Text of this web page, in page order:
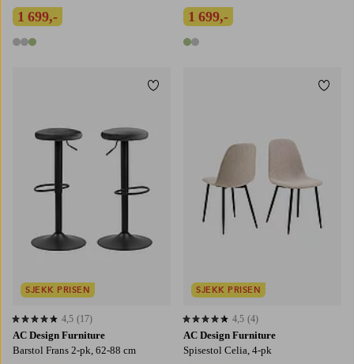
1 699,-
3 farger
1 699,-
2 farger
AC Design Furniture
Barstol Frans 2-pk, 62-88 cm
4,5 basert på 17 karaktergivninger
4,5 (17)
SJEKK PRISEN
Legg til favoritter
AC Design Furniture
Spisestol Celia, 4-pk
4,5 basert på 4 karaktergivninger
4,5 (4)
SJEKK PRISEN